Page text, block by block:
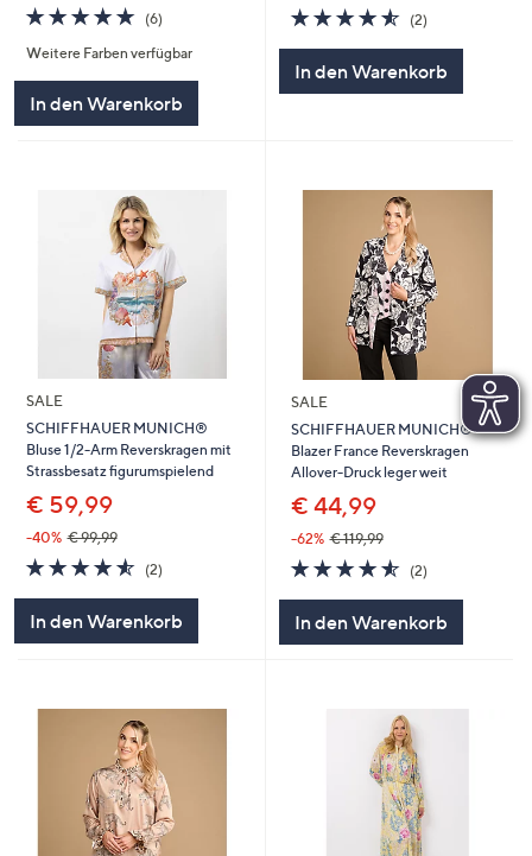
4.7
von
5
(6)
Weitere Farben verfügbar
In den Warenkorb
4.5
von
5
(2)
In den Warenkorb
SALE
SCHIFFHAUER MUNICH®
Bluse 1/2-Arm Reverskragen mit
Strassbesatz figurumspielend
€ 59,99
-40% € 99,99
4.5
von
(2)
In den Warenkorb
SALE
SCHIFFHAUER MUNICH®
Blazer France Reverskragen
Allover-Druck leger weit
€ 44,99
-62% € 119,99
4.5
von
5
(2)
In den Warenkorb